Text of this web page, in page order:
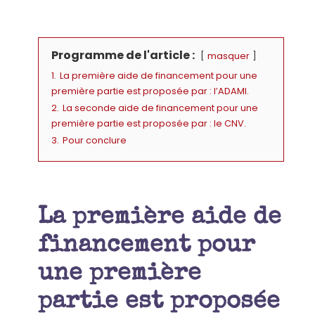
Programme de l'article :
masquer
1. La première aide de financement pour une
première partie est proposée par : l’ADAMI.
2. La seconde aide de financement pour une
première partie est proposée par : le CNV.
3. Pour conclure
La première aide de
financement pour
une première
partie est proposée